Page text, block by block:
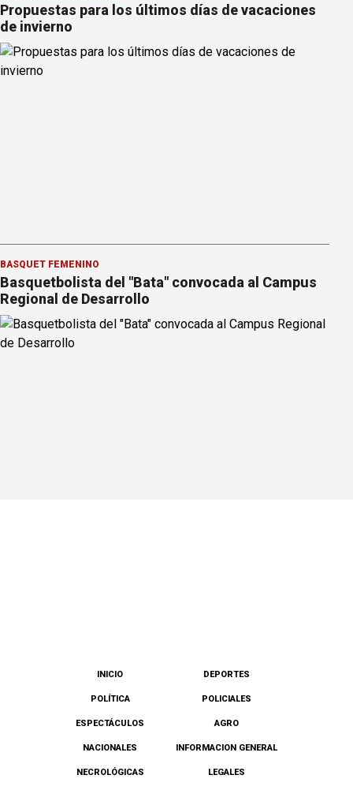
Propuestas para los últimos días de vacaciones
de invierno
BÁSQUET FEMENINO
Basquetbolista del "Bata" convocada al Campus
Regional de Desarrollo
INICIO DEPORTES
POLÍTICA POLICIALES
ESPECTÁCULOS AGRO
NACIONALES INFORMACION GENERAL
NECROLÓGICAS LEGALES